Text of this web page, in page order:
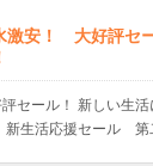
激安！ 大好評セ
評セール！ 新しい生
新生活応援セール 第